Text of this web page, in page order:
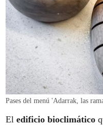
Pases del menú 'Adarrak, las
El edificio bioclimático